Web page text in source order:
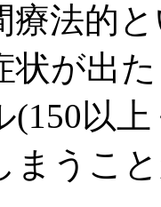
法的
状が出
(150以
まうこ